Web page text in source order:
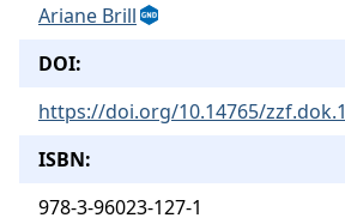
Ariane Brill
DOI:
https://doi.org/10.14765/
ISBN:
978-3-96023-127-1